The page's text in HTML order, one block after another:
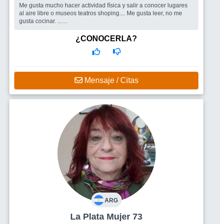
Me gusta mucho hacer actividad física y salir a conocer lugares
al aire libre o museos teatros shoping.... Me gusta leer, no me
gusta cocinar. ...
¿CONOCERLA?
Mensaje / Citas
ARG
La Plata Mujer 73